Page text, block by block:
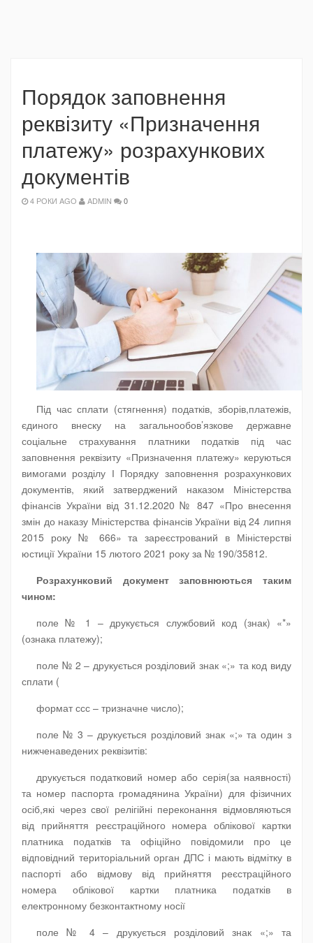
Порядок заповнення
реквізиту «Призначення
платежу» розрахункових
документів
4 РОКИ AGO ADMIN 0
Під час сплати (стягнення) податків, зборів,платежів,
єдиного внеску на загальнообов’язкове державне
соціальне страхування платники податків під час
заповнення реквізиту «Призначення платежу» керуються
вимогами розділу І Порядку заповнення розрахункових
документів, який затверджений наказом Міністерства
фінансів України від 31.12.2020 № 847 «Про внесення
змін до наказу Міністерства фінансів України від 24 липня
2015 року № 666» та зареєстрований в Міністерстві
юстиції України 15 лютого 2021 року за № 190/35812.
Розрахунковий документ заповнюються таким
чином:
поле № 1 – друкується службовий код (знак) «*»
(ознака платежу);
поле № 2 – друкується розділовий знак «;» та код виду
сплати (
формат ссс – тризначне число);
поле № 3 – друкується розділовий знак «;» та один з
нижченаведених реквізитів:
друкується податковий номер або серія(за наявності)
та номер паспорта громадянина України) для фізичних
осіб,які через свої релігійні переконання відмовляються
від прийняття реєстраційного номера облікової картки
платника податків та офіційно повідомили про це
відповідний територіальний орган ДПС і мають відмітку в
паспорті або відмову від прийняття реєстраційного
номера облікової картки платника податків в
електронному безконтактному носії
поле № 4 – друкується розділовий знак «;» та